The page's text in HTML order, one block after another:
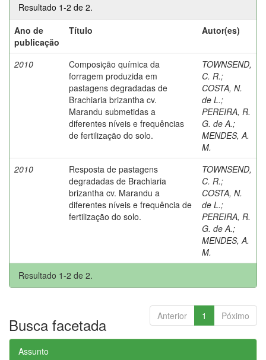
Resultado 1-2 de 2.
Ano de
publicação
Título Autor(es)
2010
Composição química da
forragem produzida em
pastagens degradadas de
Brachiaria brizantha cv.
Marandu submetidas a
diferentes níveis e frequências
de fertilização do solo.
TOWNSEND,
C. R.;
COSTA, N.
de L.;
PEREIRA, R.
G. de A.;
MENDES, A.
M.
2010
Resposta de pastagens
degradadas de Brachiaria
brizantha cv. Marandu a
diferentes níveis e frequência de
fertilização do solo.
TOWNSEND,
C. R.;
COSTA, N.
de L.;
PEREIRA, R.
G. de A.;
MENDES, A.
M.
Resultado 1-2 de 2.
Anterior 1 Póximo
Busca facetada
Assunto